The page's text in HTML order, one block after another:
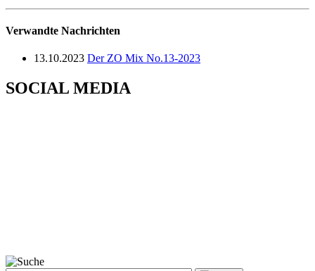
Verwandte Nachrichten
13.10.2023 Der ZO Mix No.13-2023
SOCIAL MEDIA